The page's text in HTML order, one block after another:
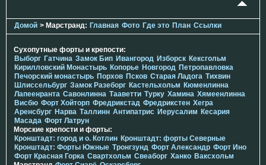
Домой > Марстранд: Главная Фото Где это План Ссылки
Сухопутные форты и крепости:
Выборг Гатчина Замок Бип Ивангород Изборск Кексгольм
Кирилловский Монастырь Копорье Новгород Петропавловка
Печорcкий монастырь Порхов Псков Старая Ладога Тихвин
Шлиссельбург Замок Разеборг Кастельхольм Кюменлинна
Лапеенранта Савонлинна Тааветти Турку Хамина Хямеенлинна
Висбю Форт Хойторп Фредрикстад Фредрикстен Хегра
Аренсбург Нарва Таллинн Антипатрис Иерусалим Кесария
Масада Форт Латрун
Морские крепости и форты:
Кронштадт: город и о. Котлин Кронштадт: форты Северные
Кронштадт: Форты Южные Тронгзунд Форт Александр Форт Ино
Форт Красная Горка Свартхольм Свеаборг Ханко Ваксхольм